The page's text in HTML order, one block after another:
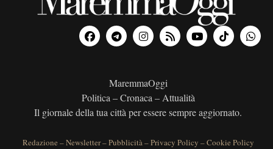
MaremmaOggi
Politica – Cronaca – Attualità
Il giornale della tua città per essere sempre aggiornato.
Redazione –Newsletter–Pubblicità–Privacy Policy –Cookie Policy